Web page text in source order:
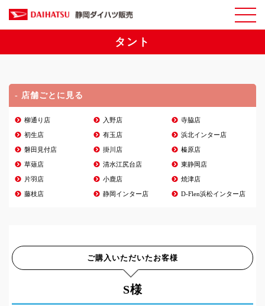
タント
- 店舗ごとに見る
柳通り店 入野店 寺脇店
初生店 有玉店 浜北インター店
磐田見付店 掛川店 榛原店
草薙店 清水江尻台店 東静岡店
片羽店 小鹿店 焼津店
藤枝店 静岡インター店 D-Flen浜松インター店
ご購入いただいたお客様
S様